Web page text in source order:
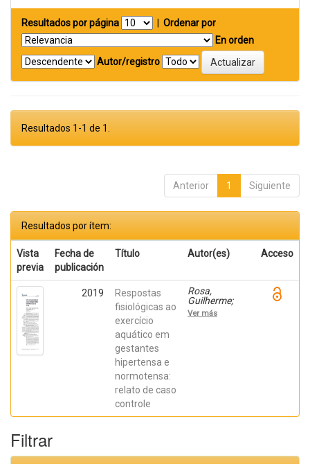
Resultados por página
Ordenar por
En orden
Autor/registro
Resultados 1-1 de 1.
Anterior 1 Siguiente
Resultados por ítem:
Vista
previa
Fecha de
publicación
Título Autor(es) Acceso
2019
Respostas
fisiológicas ao
exercício
aquático em
gestantes
hipertensa e
normotensa:
relato de caso
controle
Rosa,
Guilherme;
Henriques,
Ighor; Freitas
Ver más
Filtrar